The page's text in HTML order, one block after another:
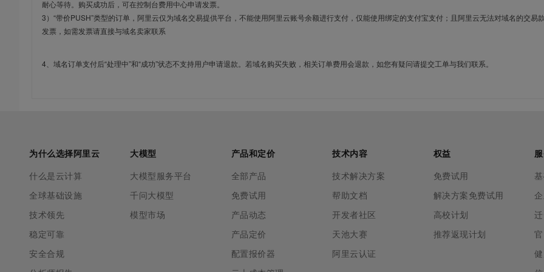
耐心等待。购买成功后，可在控制台费用中心申请发票。
3）“带价PUSH”类型的订单，阿里云仅为域名交易提供平台，不能使用阿里云账号余额进行支付，仅能使用绑定的支付宝支付；且阿里云无法对域名的交易
发票，如需发票请直接与域名卖家联系
4、域名订单支付后“处理中”和“成功”状态不支持用户申请退款。若域名购买失败，相关订单费用会退款，如您有疑问请提交工单与我们联系。